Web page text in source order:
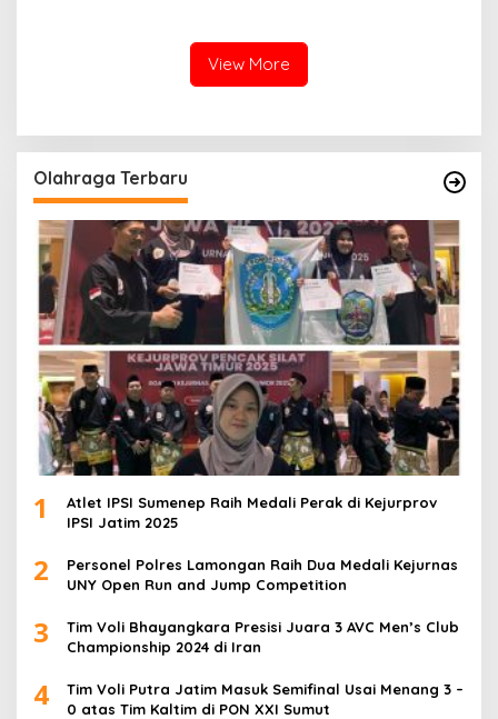
View More
Olahraga Terbaru
1
Atlet IPSI Sumenep Raih Medali Perak di Kejurprov
IPSI Jatim 2025
2
Personel Polres Lamongan Raih Dua Medali Kejurnas
UNY Open Run and Jump Competition
3
Tim Voli Bhayangkara Presisi Juara 3 AVC Men’s Club
Championship 2024 di Iran
4
Tim Voli Putra Jatim Masuk Semifinal Usai Menang 3 –
0 atas Tim Kaltim di PON XXI Sumut